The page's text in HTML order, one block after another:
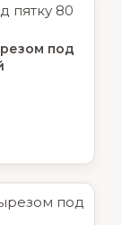
под